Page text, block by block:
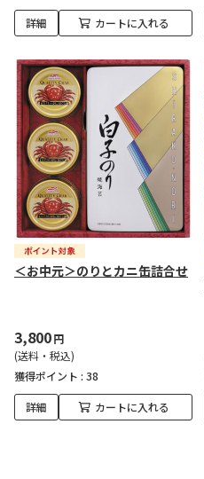
詳細 カートに入れる
＜お中元＞のりとカニ缶詰合せ
3,800円
(送料・税込)
獲得ポイント : 38
詳細 カートに入れる